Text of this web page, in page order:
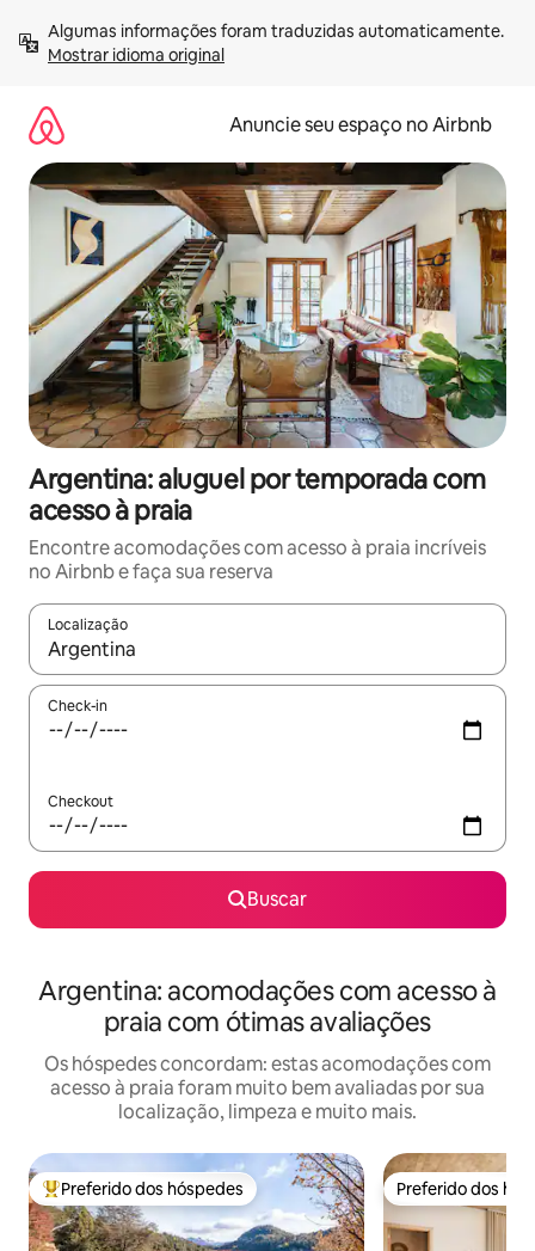
para
Mostrar idioma original
Anuncie seu espaço no Airbnb
Argentina: aluguel por temporada com
acesso à praia
Encontre acomodações com acesso à praia incríveis
no Airbnb e faça sua reserva
Localização
Quando os resultados estiverem disponíveis, explore-os
Check-in
Checkout
Buscar
Argentina: acomodações com acesso à
praia com ótimas avaliações
Os hóspedes concordam: estas acomodações com
acesso à praia foram muito bem avaliadas por sua
localização, limpeza e muito mais.
Entre os melhores preferidos dos hóspedes
Preferido dos hóspedes Preferido dos
Preferido dos